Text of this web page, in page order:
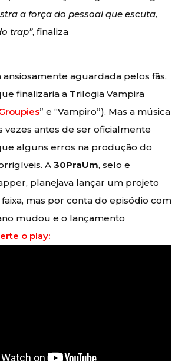
a força do pessoal que escuta,
trap”, finaliza
ansiosamente aguardada pelos fãs,
finalizaria a Trilogia Vampira
” e “Vampiro”). Mas a música
vezes antes de ser oficialmente
alguns erros na produção do
A30PraUm, selo e
planejava lançar um projeto
mas por conta do episódio com
mudou e o lançamento
o play: